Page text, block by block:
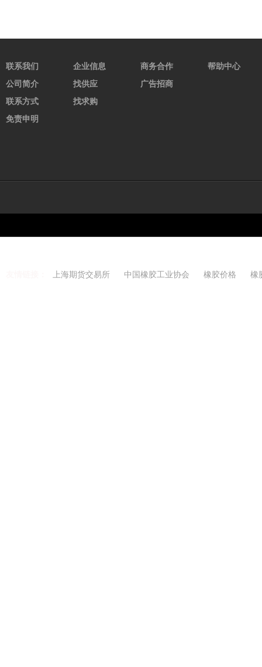
联系我们
公司简介
联系方式
免责申明
企业信息
找供应
找求购
商务合作
广告招商
帮助中心
上海期货交易所 中国橡胶工业协会 橡胶价格 橡